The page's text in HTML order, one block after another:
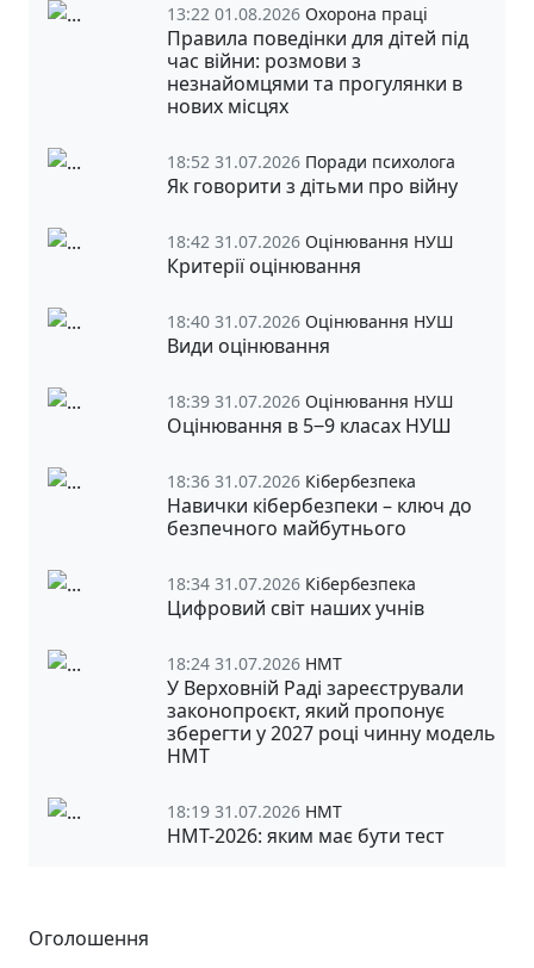
13:22 01.08.2026 Охорона праці
Правила поведінки для дітей під
час війни: розмови з
незнайомцями та прогулянки в
нових місцях
18:52 31.07.2026 Поради психолога
Як говорити з дітьми про війну
18:42 31.07.2026 Оцінювання НУШ
Критерії оцінювання
18:40 31.07.2026 Оцінювання НУШ
Види оцінювання
18:39 31.07.2026 Оцінювання НУШ
Оцінювання в 5‒9 класах НУШ
18:36 31.07.2026 Кібербезпека
Навички кібербезпеки – ключ до
безпечного майбутнього
18:34 31.07.2026 Кібербезпека
Цифровий світ наших учнів
18:24 31.07.2026 НМТ
У Верховній Раді зареєстрували
законопроєкт, який пропонує
зберегти у 2027 році чинну модель
НМТ
18:19 31.07.2026 НМТ
НМТ-2026: яким має бути тест
Оголошення